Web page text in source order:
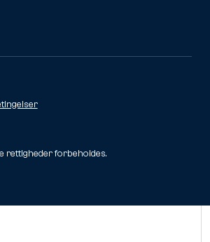
rettigheder forbeholdes.